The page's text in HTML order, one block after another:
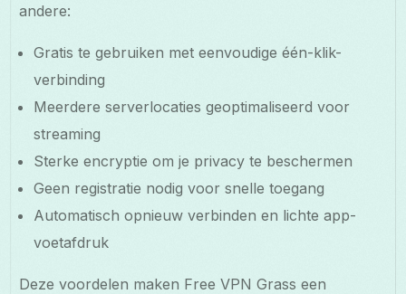
andere:
Gratis te gebruiken met eenvoudige één-klik-
verbinding
Meerdere serverlocaties geoptimaliseerd voor
streaming
Sterke encryptie om je privacy te beschermen
Geen registratie nodig voor snelle toegang
Automatisch opnieuw verbinden en lichte app-
voetafdruk
Deze voordelen maken Free VPN Grass een